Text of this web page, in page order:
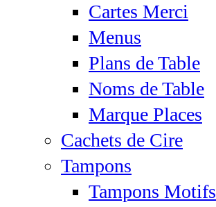
Cartes Merci
Menus
Plans de Table
Noms de Table
Marque Places
Cachets de Cire
Tampons
Tampons Motifs